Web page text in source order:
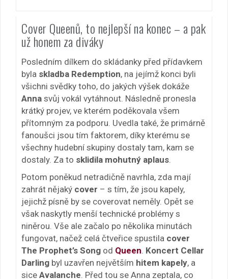
Cover Queenů, to nejlepší na konec – a pak
už honem za diváky
Posledním dílkem do skládanky před přídavkem
byla skladba Redemption, na jejímž konci byli
všichni svědky toho, do jakých výšek dokáže
Anna svůj vokál vytáhnout. Následně pronesla
krátký projev, ve kterém poděkovala všem
přítomným za podporu. Uvedla také, že primárně
fanoušci jsou tím faktorem, díky kterému se
všechny hudební skupiny dostaly tam, kam se
dostaly. Za to sklidila mohutný aplaus
Potom poněkud netradičně navrhla, zda mají
zahrát nějaký cover – s tím, že jsou kapely,
jejichž písně by se coverovat neměly. Opět se
však naskytly menší technické problémy s
niněrou. Vše ale začalo po několika minutách
fungovat, načež celá čtveřice spustila cover
The Prophet’s Song od Queen Koncert Cellar
Darling byl uzavřen největším hitem kapely, a
sice Avalanche . Před tou se Anna zeptala, co